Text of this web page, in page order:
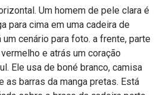
Um homem de pele clara é
para cima em uma cadeira de
cenário para foto. a frente, parte
e atrás um coração
Ele usa de boné branco, camisa
as barras da manga pretas. Está